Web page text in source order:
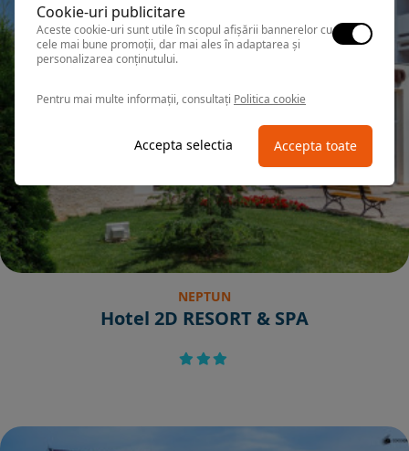
NEPTUN
Hotel 2D RESORT & SPA
Cookie-uri publicitare
Aceste cookie-uri sunt utile în scopul afișării bannerelor cu
cele mai bune promoții, dar mai ales în adaptarea și
personalizarea conținutului.
Pentru mai multe informații, consultați Politica cookie
Accepta selectia Accepta toate